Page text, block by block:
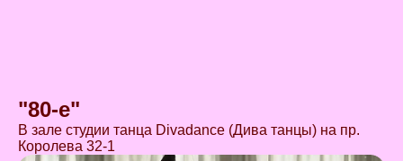
"80-е"
В зале студии танца Divadance (Дива танцы) на пр.
Королева 32-1